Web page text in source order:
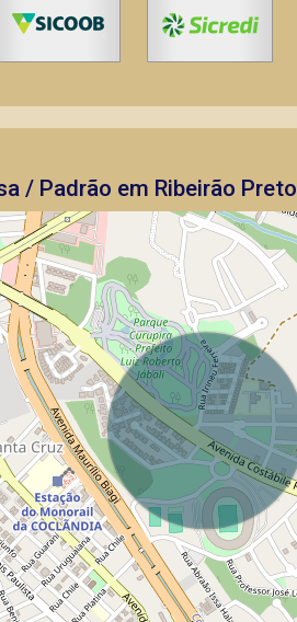
/ Padrão em Ribeirão Preto